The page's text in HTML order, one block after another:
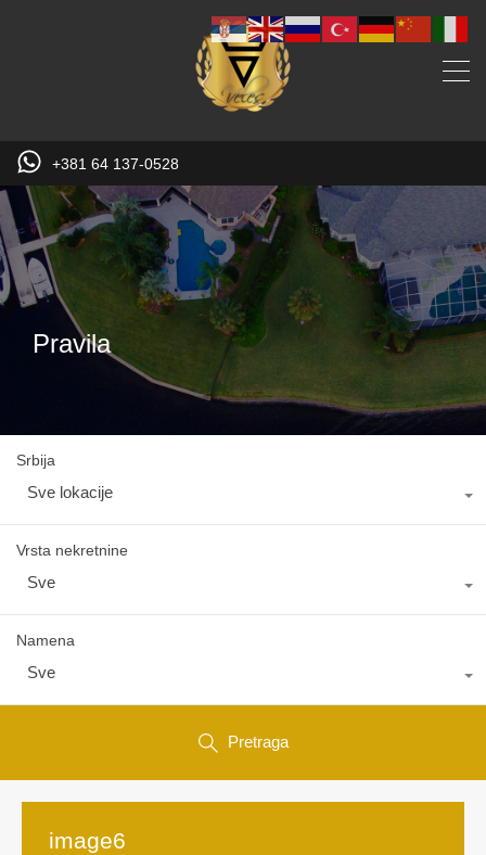
+381 64 137-0528
Pravila
Srbija
Sve lokacije
Vrsta nekretnine
Sve
Namena
Sve
Pretraga
image6